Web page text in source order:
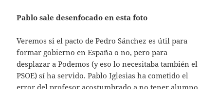
Pablo sale desenfocado en esta foto
Veremos si el pacto de Pedro Sánchez es útil para
formar gobierno en España o no, pero para
desplazar a Podemos (y eso lo necesitaba también el
PSOE) sí ha servido. Pablo Iglesias ha cometido el